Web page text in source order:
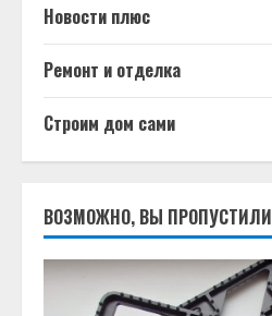
Новости плюс
Ремонт и отделка
Строим дом сами
ВОЗМОЖНО, ВЫ ПРОПУСТИЛИ